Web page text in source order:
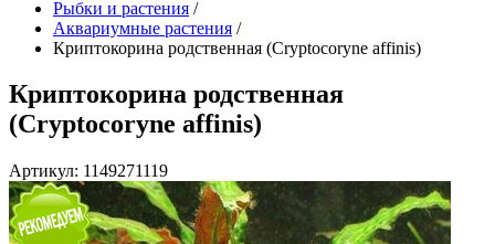
Рыбки и растения /
Аквариумные растения /
Криптокорина родственная (Cryptocoryne affinis)
Криптокорина родственная
(Cryptocoryne affinis)
Артикул: 1149271119